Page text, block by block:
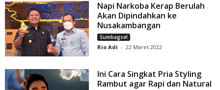
Napi Narkoba Kerap Berulah
Akan Dipindahkan ke
Nusakambangan
Sumbagsel
Rio Adi - 22 Maret 2022
Ini Cara Singkat Pria Styling
Rambut agar Rapi dan Natural